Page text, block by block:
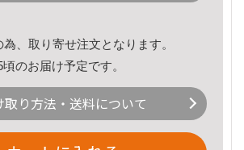
、取り寄せ注文となります。
のお届け予定です。
取り方法・送料について